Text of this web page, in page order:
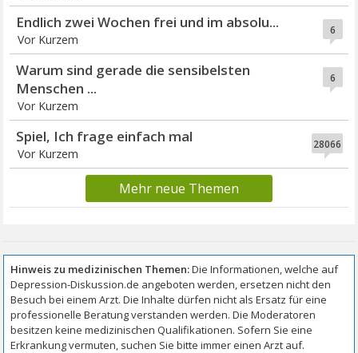
6
Endlich zwei Wochen frei und im absolu...
Vor Kurzem
6
Warum sind gerade die sensibelsten
Menschen ...
Vor Kurzem
28066
Spiel, Ich frage einfach mal
Vor Kurzem
Mehr neue Themen